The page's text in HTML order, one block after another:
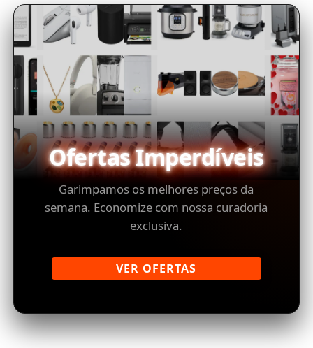
Ofertas Imperdíveis
Garimpamos os melhores preços da
semana. Economize com nossa curadoria
exclusiva.
VER OFERTAS